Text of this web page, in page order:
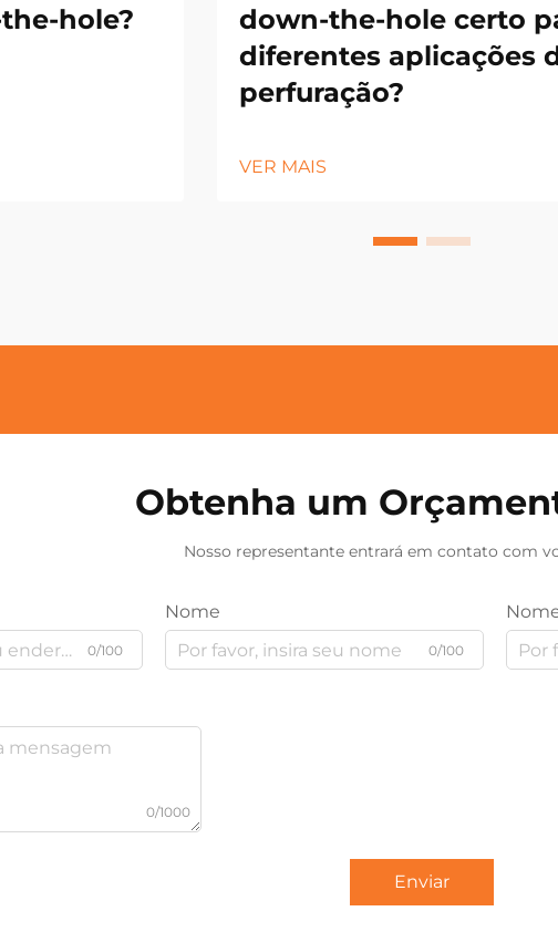
hole?
down-the-hole certo
diferentes aplicações
perfuração?
VER MAIS
Obtenha um
Nosso representante entrará em contato com
0/100
Nome
0/100
0/1000
Enviar